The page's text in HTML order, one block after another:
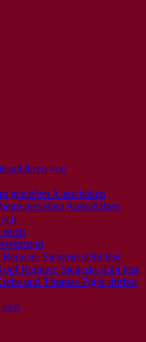
von
gezielten Ausschalten
gezielten Ausschalten
noch
Siegerin steht fest
Rennen: Siegerin steht fest
und Thomas Pigor dürfen